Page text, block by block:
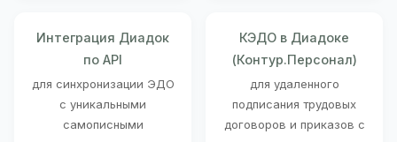
Интеграция Диадок
по API
для синхронизации ЭДО
с уникальными
самописными
КЭДО в Диадоке
(Контур.Персонал)
для удаленного
подписания трудовых
договоров и приказов с